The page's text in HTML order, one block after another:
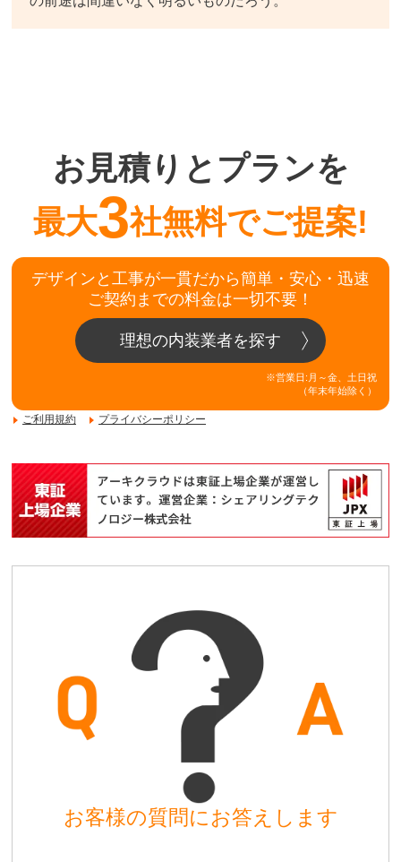
お見積りとプランを
最大3社無料でご提案!
デザインと工事が一貫だから簡単・安心・迅速
ご契約までの料金は一切不要！
理想の内装業者を探す
※営業日:月～金、土日祝
（年末年始除く）
ご利用規約 プライバシーポリシー
お客様の質問にお答えします